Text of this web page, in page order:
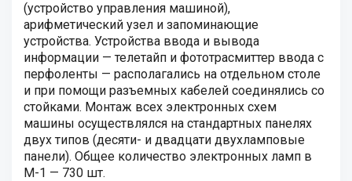
(устройство управления машиной),
арифметический узел и запоминающие
устройства. Устройства ввода и вывода
информации — телетайп и фототрасмиттер ввода с
перфоленты — располагались на отдельном столе
и при помощи разъемных кабелей соединялись со
стойками. Монтаж всех электронных схем
машины осуществлялся на стандартных панелях
двух типов (десяти- и двадцати двухламповые
панели). Общее количество электронных ламп в
М-1 — 730 шт.